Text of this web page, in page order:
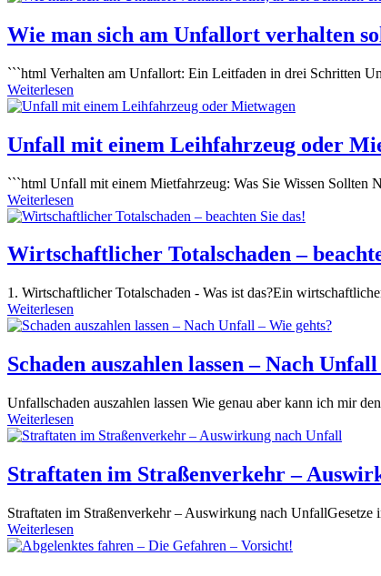
Wie man sich am Unfallort verhalten
```html Verhalten am Unfallort: Ein Leitfaden in drei Schritten
Weiterlesen
Unfall mit einem Leihfahrzeug oder
```html Unfall mit einem Mietfahrzeug: Was Sie Wissen Sollten
Weiterlesen
Wirtschaftlicher Totalschaden –
1. Wirtschaftlicher Totalschaden - Was ist das?Ein
Weiterlesen
Schaden auszahlen lassen – Nach
Unfallschaden auszahlen lassen Wie genau aber kann ich mir
Weiterlesen
Straftaten im Straßenverkehr –
Straftaten im Straßenverkehr – Auswirkung nach
Weiterlesen